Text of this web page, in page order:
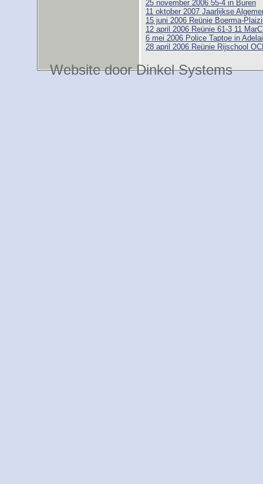
25 november 2006 55-4 in Buren
11 oktober 2007 Jaarlijkse
15 juni 2006 Reünie Boerma-
12 april 2006 Reünie 61-3 11
6 mei 2006 Police Taptoe in
28 april 2006 Reünie Rijschool
Website door Dinkel Systems